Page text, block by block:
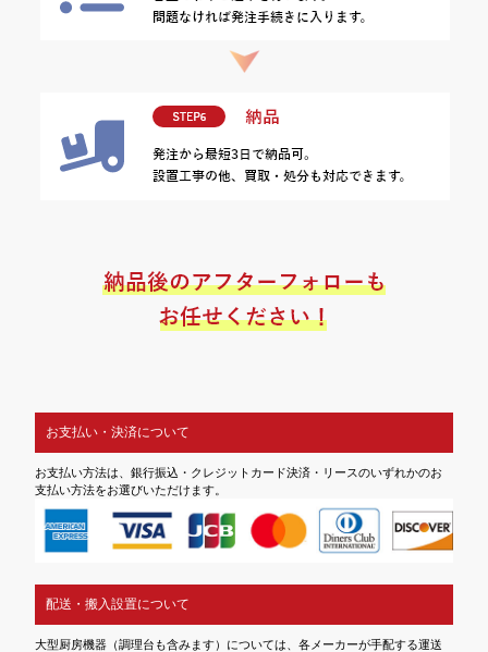
お支払い・決済について
お支払い方法は、銀行振込・クレジットカード決済・リースのいずれかのお
支払い方法をお選びいただけます。
配送・搬入設置について
大型厨房機器（調理台も含みます）については、各メーカーが手配する運送